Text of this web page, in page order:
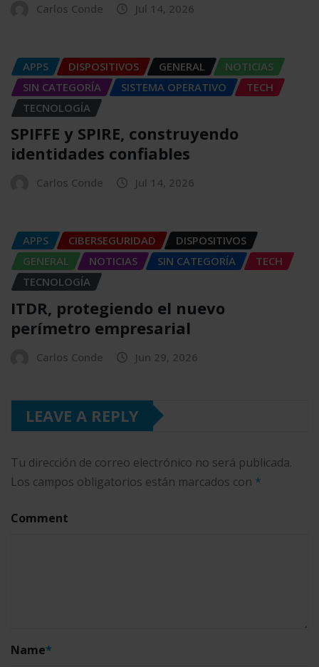
Carlos Conde Jul 14, 2026
APPS DISPOSITIVOS GENERAL
NOTICIAS
SIN CATEGORÍA
SISTEMA OPERATIVO
TECH
TECNOLOGÍA
SPIFFE y SPIRE, construyendo
identidades confiables
Carlos Conde Jul 14, 2026
APPS CIBERSEGURIDAD
DISPOSITIVOS
GENERAL
NOTICIAS SIN CATEGORÍA
TECH
TECNOLOGÍA
ITDR, protegiendo el nuevo
perímetro empresarial
Carlos Conde Jun 29, 2026
LEAVE A REPLY
Tu dirección de correo electrónico no será publicada.
Los campos obligatorios están marcados con *
Comment
Name*